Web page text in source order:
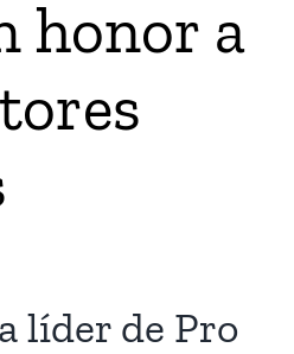
honor a
líder de Pro